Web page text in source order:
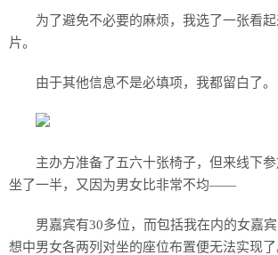
为了避免不必要的麻烦，我选了一张看
片。
由于其他信息不是必填项，我都留白了。
主办方准备了五六十张椅子，但来线下
坐了一半，又因为男女比非常不均——
男嘉宾有30多位，而包括我在内的女嘉
想中男女各两列对坐的座位布置便无法实现了